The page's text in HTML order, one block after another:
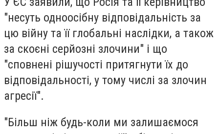
"несуть одноосібну відповідальність за
цю війну та її глобальні наслідки, а також
за скоєні серйозні злочини" і що
"сповнені рішучості притягнути їх до
відповідальності, у тому числі за злочин
агресії".
"Більш ніж будь-коли ми залишаємося